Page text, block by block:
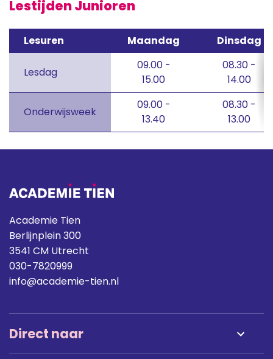
Lestijden Junioren
Lesuren Maandag Dinsdag
Lesdag
09.00 -
15.00
08.30 -
14.00
Onderwijsweek
09.00 -
13.40
08.30 -
13.00
Academie Tien
Berlijnplein 300
3541 CM Utrecht
030-7820999
info@academie-tien.nl
Direct naar